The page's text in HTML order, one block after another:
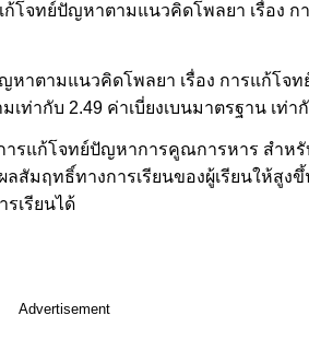
โจทย์ปัญหาตามแนวคิดโพลยา เรื่อง
าตามแนวคิดโพลยา เรื่อง การแก้โจ
ากับ 2.49 ค่าเบี่ยงเบนมาตรฐาน เท่า
รแก้โจทย์ปัญหาการคูณการหาร สำห
มฤทธิ์ทางการเรียนของผู้เรียนให้สูง
เรียนได้
Advertisement